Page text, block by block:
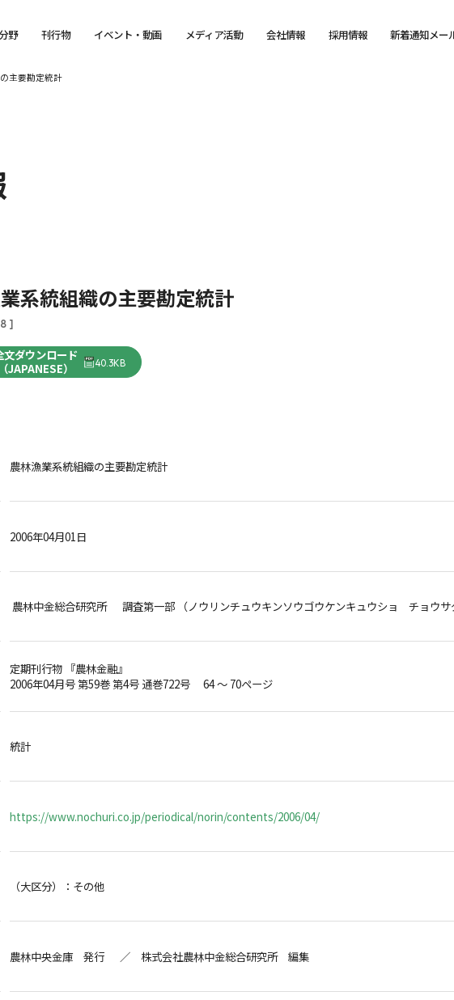
野 刊行物 イベント・動画 メディア活動 会社情報 採用情報 新着通知メー
主要勘定統計
系統組織の主要勘定統計
]
文ダウンロード
（JAPANESE）
40.3KB
農林漁業系統組織の主要勘定統計
2006年04月01日
農林中金総合研究所 調査第一部 （ノウリンチュウキンソウゴウケンキュウショ チョウサ
定期刊行物 『農林金融』
2006年04月号 第59巻 第4号 通巻722号 64 ～ 70ページ
統計
https://www.nochuri.co.jp/periodical/norin/contents/2006/04/
（大区分）：その他
農林中央金庫 発行 ／ 株式会社農林中金総合研究所 編集